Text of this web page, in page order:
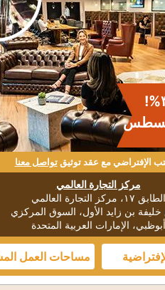
الإفتراضي مع عقد توثيقتواصل معنا
مركز التجارة العالمي
الطابق ١٧، مركز التجارة العالمي
بن زايد الأول، السوق المركزي
أبوظبي، الإمارات العربية المتحدة
مساحات العمل